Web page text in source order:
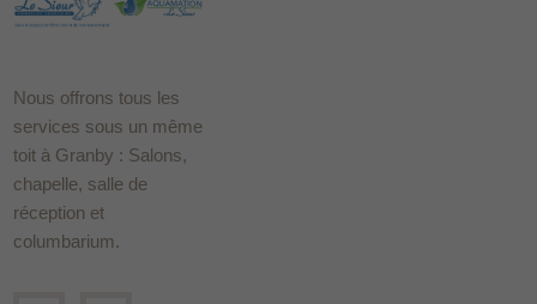
Nous offrons tous les
services sous un même
toit à Granby : Salons,
chapelle, salle de
réception et
columbarium.